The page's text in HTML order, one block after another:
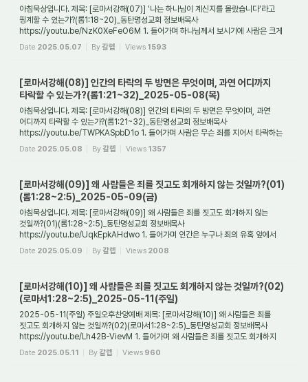
아침묵상입니다. 제목: [로마서강해(07)] '나는 하나님이 계신지를 몰랐습니다'라고
핑계할 수 있는가?(롬1:18~20)_동탄명성교회 정보배목사
https://youtu.be/NzK0XeFeO6M 1. 들어가며 하나님께서 보시기에 사람은 크게
두 가지로 나눠서 보신다. 하나는 이스...
Date 2025.05.07 By갈렙 Views 1593
[로마서강해(08)] 인간의 타락의 두 방면은 무엇이며, 과연 어디까지
타락할 수 있는가?(롬1:21~32)_2025-05-08(목)
아침묵상입니다. 제목: [로마서강해(08)] 인간의 타락의 두 방면은 무엇이며, 과연
어디까지 타락할 수 있는가?(롬1:21~32)_동탄명성교회 정보배목사
https://youtu.be/TWPKASpbD1o 1. 들어가며 사람은 무슨 죄를 지어서 타락하는
것일까? 그리고 인간이 타락...
Date 2025.05.08 By갈렙 Views 1357
[로마서강해(09)] 왜 사람들은 죄를 짓고도 회개하지 않는 것일까?(01)
(롬1:28~2:5)_2025-05-09(금)
아침묵상입니다. 제목: [로마서강해(09)] 왜 사람들은 죄를 짓고도 회개하지 않는
것일까?(01)(롬1:28~2:5)_동탄명성교회 정보배목사
https://youtu.be/UqkEpkAHdwo 1. 들어가며 인간은 누구나 죄의 유혹 앞에서
흔들리는 연약한 존재이다. 그러나 더욱 심각한...
Date 2025.05.09 By갈렙 Views 2008
[로마서강해(10)] 왜 사람들은 죄를 짓고도 회개하지 않는 것일까?(02)
(로마서1:28~2:5)_2025-05-11(주일)
2025-05-11(주일) 주일오후찬양예배 제목: [로마서강해(10)] 왜 사람들은 죄를
짓고도 회개하지 않는 것일까?(02)(로마서1:28~2:5)_동탄명성교회 정보배목사
https://youtu.be/Lh42B-VievM 1. 들어가며 왜 사람들은 죄를 짓고도 회개하지
않는 것일까? 우리는 ...
Date 2025.05.11 By갈렙 Views 960